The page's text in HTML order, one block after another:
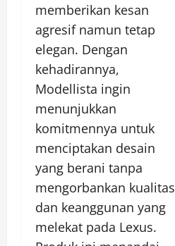
memberikan kesan
agresif namun tetap
elegan. Dengan
kehadirannya,
Modellista ingin
menunjukkan
komitmennya untuk
menciptakan desain
yang berani tanpa
mengorbankan kualitas
dan keanggunan yang
melekat pada Lexus.